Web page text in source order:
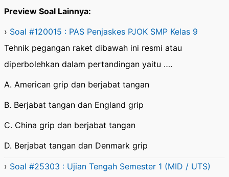
Preview Soal Lainnya:
› Soal #120015 : PAS Penjaskes PJOK SMP Kelas 9
Tehnik pegangan raket dibawah ini resmi atau
diperbolehkan dalam pertandingan yaitu ….
A. American grip dan berjabat tangan
B. Berjabat tangan dan England grip
C. China grip dan berjabat tangan
D. Berjabat tangan dan Denmark grip
› Soal #25303 : Ujian Tengah Semester 1 (MID / UTS)